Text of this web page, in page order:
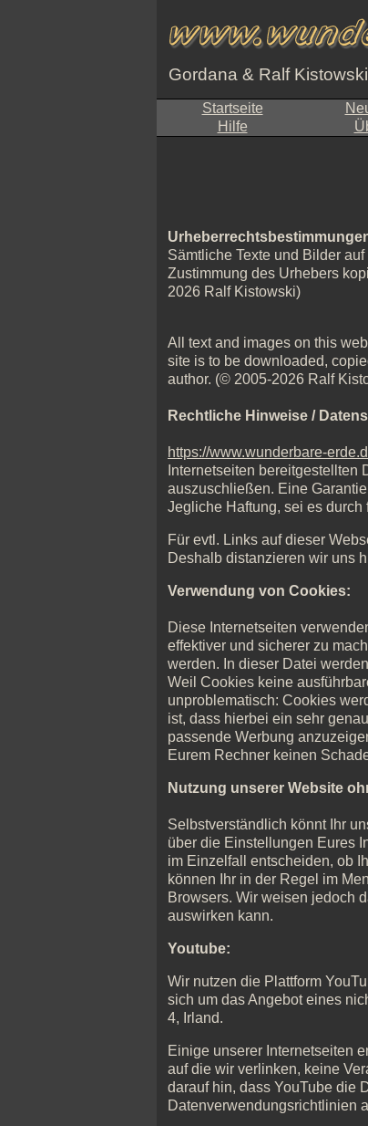
Gordana & Ralf Kistowski
Startseite
Hilfe
Sämtliche Texte und Bilder
Zustimmung des Urhebers
2026 Ralf Kistowski)
All text and images on this
site is to be downloaded,
author. (© 2005-2026 Ralf
Rechtliche Hinweise /
https://www.wunderbare-
Internetseiten
auszuschließen. Eine
Jegliche Haftung, sei es
Für evtl. Links auf dieser
Deshalb distanzieren wir uns
Verwendung von Cookies:
Diese Internetseiten
effektiver und sicherer zu
werden. In dieser Datei
Weil Cookies keine
unproblematisch: Cookies
ist, dass hierbei ein sehr
passende Werbung
Eurem Rechner keinen
Nutzung unserer Website
Selbstverständlich könnt Ihr
über die Einstellungen Eures
im Einzelfall entscheiden, ob
können Ihr in der Regel im
Browsers. Wir weisen jedoch
auswirken kann.
Youtube:
Wir nutzen die Plattform
sich um das Angebot eines
4, Irland.
Einige unserer Internetseiten
auf die wir verlinken, keine
darauf hin, dass YouTube die
Datenverwendungsrichtlinien